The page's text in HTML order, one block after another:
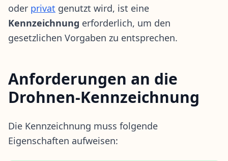
oder privat genutzt wird, ist eine
Kennzeichnung erforderlich, um den
gesetzlichen Vorgaben zu entsprechen.
Anforderungen an die
Drohnen-Kennzeichnung
Die Kennzeichnung muss folgende
Eigenschaften aufweisen: